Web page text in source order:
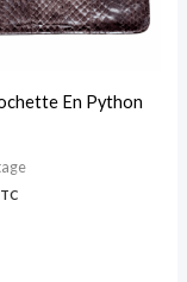
En Python